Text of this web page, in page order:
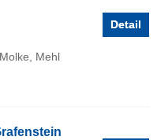
Detail
Mehl